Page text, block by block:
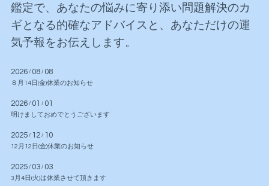
鑑定で、 あなたの悩みに寄り添い問題解決のカ
ギとなる的確なアドバイスと、あなただけの運
気予報をお伝えします。
2026 / 08 / 08
８月14日(金)休業のお知らせ
2026 / 01 / 01
明けましておめでとうございます
2025 / 12 / 10
12月12日(金)休業のお知らせ
2025 / 03 / 03
3月4日(火)は休業させて頂きます